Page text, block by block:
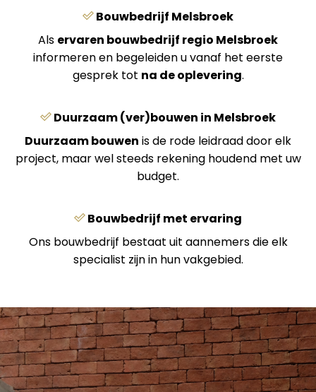
Bouwbedrijf Melsbroek
Als ervaren bouwbedrijf regio Melsbroek
informeren en begeleiden u vanaf het eerste
gesprek tot na de oplevering.
Duurzaam (ver)bouwen in Melsbroek
Duurzaam bouwen is de rode leidraad door elk
project, maar wel steeds rekening houdend met uw
budget.
Bouwbedrijf met ervaring
Ons bouwbedrijf bestaat uit aannemers die elk
specialist zijn in hun vakgebied.